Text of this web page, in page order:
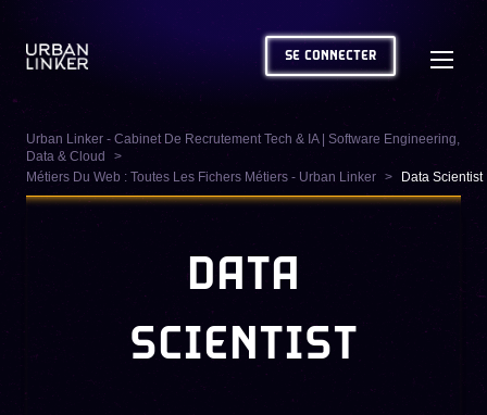
SE CONNECTER
Urban Linker - Cabinet De Recrutement Tech & IA | Software Engineering,
Data & Cloud
Métiers Du Web : Toutes Les Fichers Métiers - Urban Linker
Data Scientist
DATA
SCIENTIST